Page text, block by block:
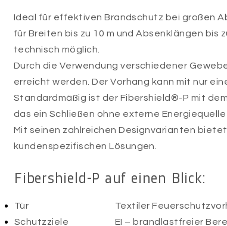
Fibershield-P auf einen Blick:
Ideal für effektiven Brandschutz bei großen
für Breiten bis zu 10 m und Absenklängen bis
technisch möglich.
Durch die Verwendung verschiedener
erreicht werden. Der Vorhang kann mit nur
Standardmäßig ist der Fibershield®-P mit
das ein Schließen ohne externe Energiequelle
Mit seinen zahlreichen Designvarianten
kundenspezifischen Lösungen.
Textiler
EI – brandlastfreier
Tür
Schutzziele